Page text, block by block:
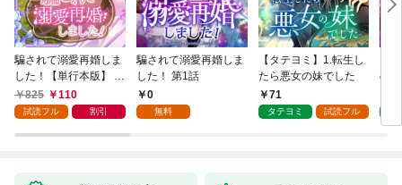
騙されて溺愛再婚しま
した！【単行本版】 1
巻825 110
試読フル 割引
騙されて溺愛再婚しま
した！ 第1話
0
無料
【タテヨミ】1.転生し
たら悪女の妹でした
71
タテヨミ 試読フル
の